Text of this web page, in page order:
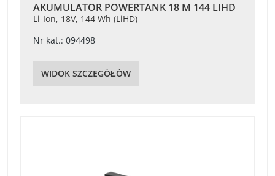
AKUMULATOR POWERTANK 18 M 144 LIHD
Li-Ion, 18V, 144 Wh (LiHD)
Nr kat.: 094498
WIDOK SZCZEGÓŁÓW